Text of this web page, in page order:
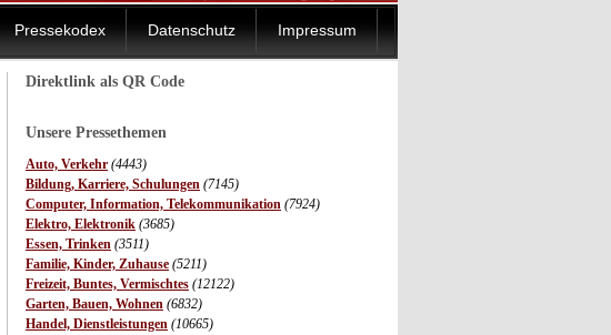
Pressekodex Datenschutz Impressum
Direktlink als QR Code
Unsere Pressethemen
Auto, Verkehr (4443)
Bildung, Karriere, Schulungen (7145)
Computer, Information, Telekommunikation (7924)
Elektro, Elektronik (3685)
Essen, Trinken (3511)
Familie, Kinder, Zuhause (5211)
Freizeit, Buntes, Vermischtes (12122)
Garten, Bauen, Wohnen (6832)
Handel, Dienstleistungen (10665)